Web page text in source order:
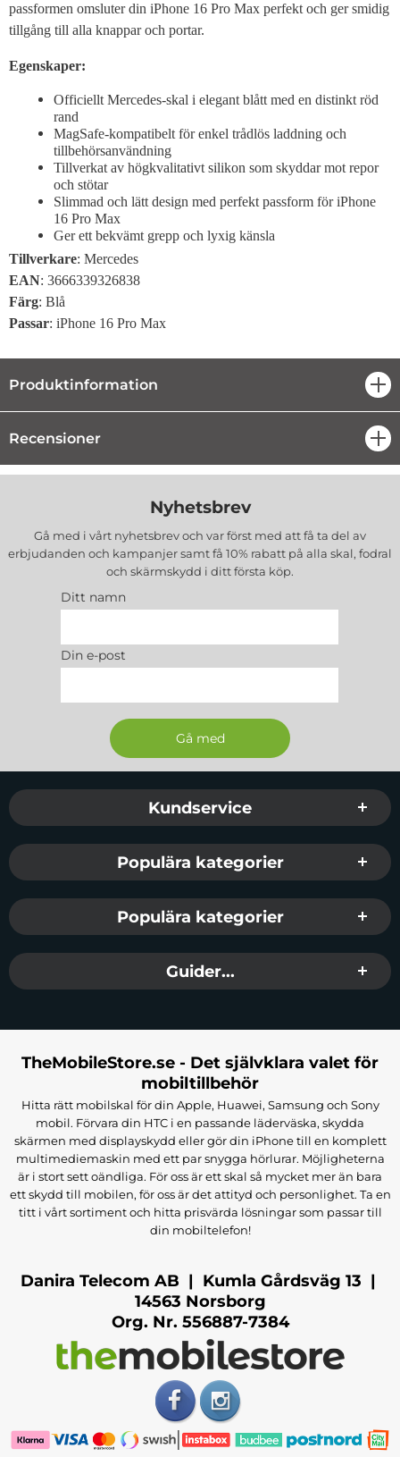
passformen omsluter din iPhone 16 Pro Max perfekt och ger smidig
tillgång till alla knappar och portar.
Egenskaper:
Officiellt Mercedes-skal i elegant blått med en distinkt röd
rand
MagSafe-kompatibelt för enkel trådlös laddning och
tillbehörsanvändning
Tillverkat av högkvalitativt silikon som skyddar mot repor
och stötar
Slimmad och lätt design med perfekt passform för iPhone
16 Pro Max
Ger ett bekvämt grepp och lyxig känsla
Tillverkare: Mercedes
EAN: 3666339326838
Färg: Blå
Passar: iPhone 16 Pro Max
Produktinformation
Recensioner
Nyhetsbrev
Gå med i vårt nyhetsbrev och var först med att få ta del av
erbjudanden och kampanjer samt få 10% rabatt på alla skal, fodral
och skärmskydd i ditt första köp.
Ditt namn
Din e-post
Sidfot Blandad info och länkar
Kundservice
Populära kategorier
Populära kategorier
Guider...
TheMobileStore.se - Det självklara valet för
mobiltillbehör
Hitta rätt mobilskal för din Apple, Huawei, Samsung och Sony
mobil. Förvara din HTC i en passande läderväska, skydda
skärmen med displayskydd eller gör din iPhone till en komplett
multimediemaskin med ett par snygga hörlurar. Möjligheterna
är i stort sett oändliga. För oss är ett skal så mycket mer än bara
ett skydd till mobilen, för oss är det attityd och personlighet. Ta en
titt i vårt sortiment och hitta prisvärda lösningar som passar till
din mobiltelefon!
Danira Telecom AB | Kumla Gårdsväg 13 |
14563 Norsborg
Org. Nr. 556887-7384